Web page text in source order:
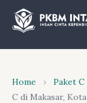
Home › Paket
C di Makasar,